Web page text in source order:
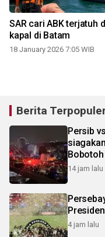
SAR cari ABK terjatuh
kapal di Batam
18 January 2026 7:05 WIB
Berita
Persib
Bobotoh
14 jam lalu
Presiden
4 jam lalu